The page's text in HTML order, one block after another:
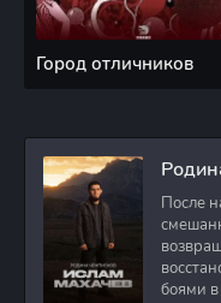
Город отличников
После
боями